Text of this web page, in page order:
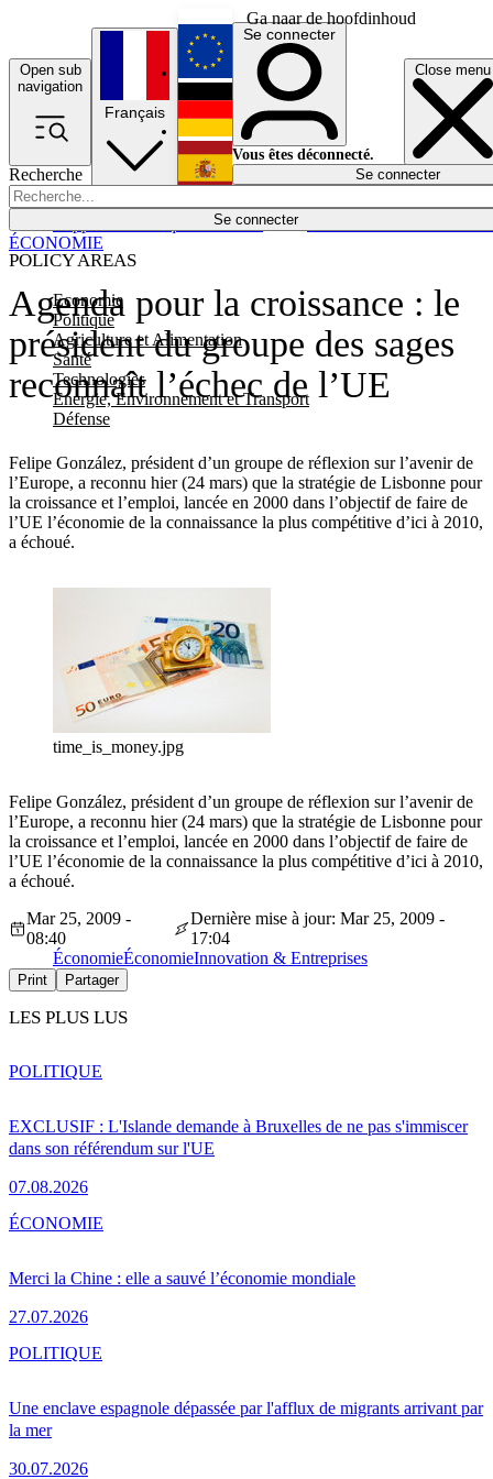
Ga naar de hoofdinhoud
Open sub
navigation
Close menu
Recherche
Se connecter
POLICY AREAS
Economie
Politique
Agriculture et Alimentation
Santé
Technologies
Energie, Environnement et Transport
Défense
Économie
Français
English
Deutsch
Español
Se connecter
Vous êtes déconnecté.
Se connecter
Agenda pour la croissance : le
président du groupe des sages
reconnaît l’échec de l’UE
Felipe González, président d’un groupe de réflexion sur l’avenir de
l’Europe, a reconnu hier (24 mars) que la stratégie de Lisbonne pour
la croissance et l’emploi, lancée en 2000 dans l’objectif de faire de
l’UE l’économie de la connaissance la plus compétitive d’ici à 2010,
a échoué.
ÉCONOMIE
time_is_money.jpg
Felipe González, président d’un groupe de réflexion sur l’avenir de
l’Europe, a reconnu hier (24 mars) que la stratégie de Lisbonne pour
la croissance et l’emploi, lancée en 2000 dans l’objectif de faire de
l’UE l’économie de la connaissance la plus compétitive d’ici à 2010,
a échoué.
Mar 25, 2009 -
08:40
Dernière mise à jour: Mar 25, 2009 -
17:04
ÉconomieÉconomieInnovation & Entreprises
Print Partager
LES PLUS LUS
EXCLUSIF : L'Islande demande à Bruxelles de ne pas s'immiscer
dans son référendum sur l'UE
07.08.2026
POLITIQUE
Merci la Chine : elle a sauvé l’économie mondiale
27.07.2026
ÉCONOMIE
Une enclave espagnole dépassée par l'afflux de migrants arrivant par
la mer
30.07.2026
POLITIQUE